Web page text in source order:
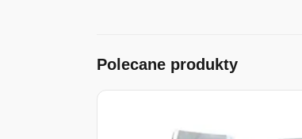
Polecane produkty